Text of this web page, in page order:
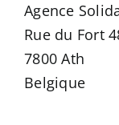
Agence
Rue du Fort
7800 Ath
Belgique